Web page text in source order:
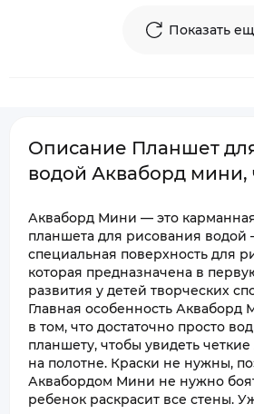
Показать
Описание Планшет
водой Акваборд мини,
Акваборд Мини — это
планшета для рисования водой
специальная поверхность для
которая предназначена в
развития у детей творческих
Главная особенность Акваборд
в том, что достаточно просто
планшету, чтобы увидеть
на полотне. Краски не нужны,
Аквабордом Мини не нужно
ребенок раскрасит все стены.